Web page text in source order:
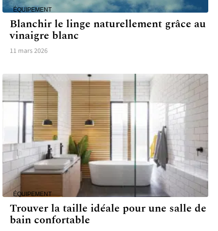
ÉQUIPEMENT
Blanchir le linge naturellement grâce au
vinaigre blanc
11 mars 2026
ÉQUIPEMENT
Trouver la taille idéale pour une salle de
bain confortable